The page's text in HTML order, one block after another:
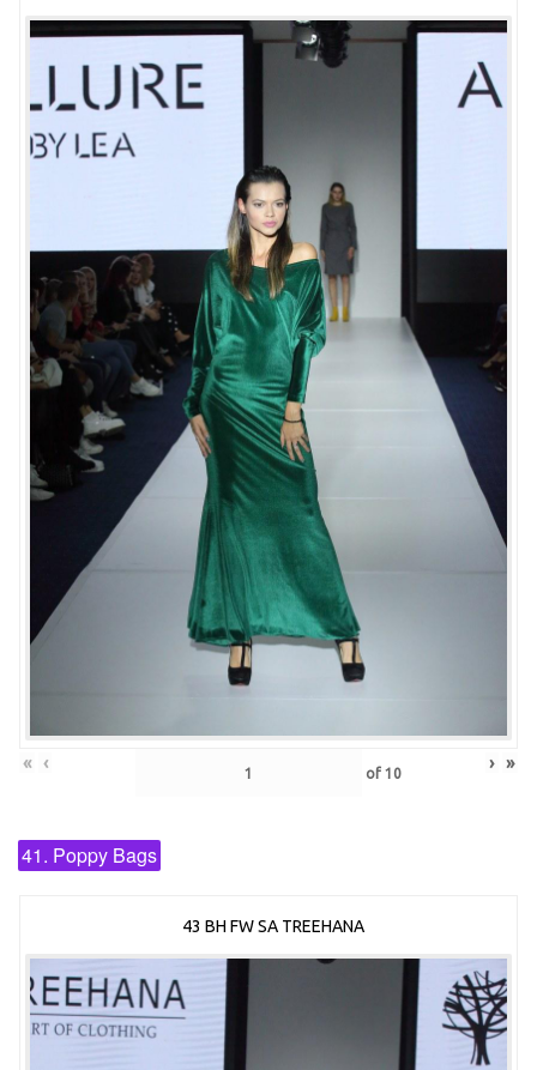
« ‹ of 10 › »
41. Poppy Bags
43 BH FW SA TREEHANA